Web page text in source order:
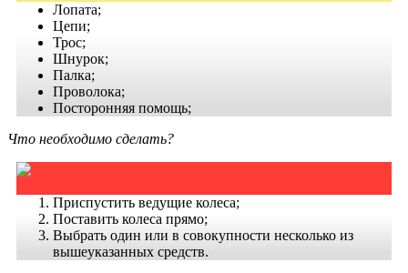
Лопата;
Цепи;
Трос;
Шнурок;
Палка;
Проволока;
Посторонняя помощь;
Что необходимо сделать?
Приспустить ведущие колеса;
Поставить колеса прямо;
Выбрать один или в совокупности несколько из
вышеуказанных средств.